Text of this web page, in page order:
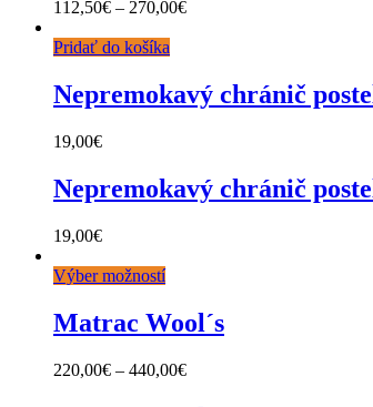
112,50€ – 270,00€
Pridať do košíka
Nepremokavý chránič
19,00€
Nepremokavý chránič
19,00€
Výber možností
Matrac Wool´s
220,00€ – 440,00€